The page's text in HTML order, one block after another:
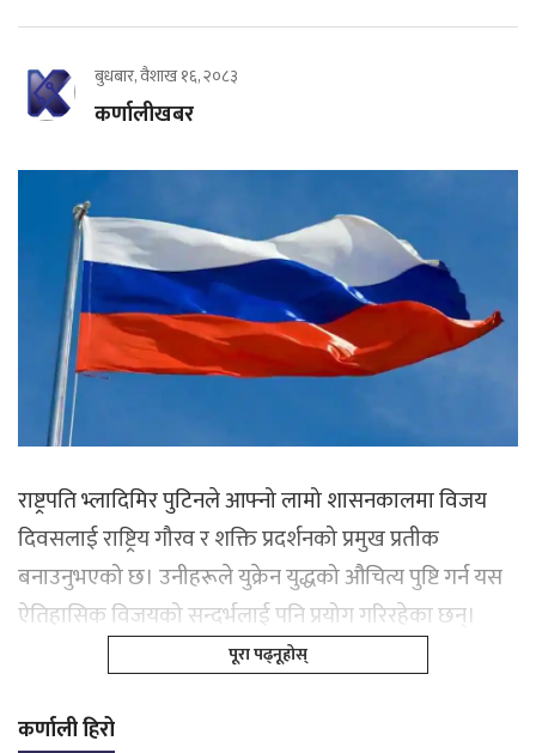
बुधबार, वैशाख १६, २०८३
कर्णालीखबर
राष्ट्रपति भ्लादिमिर पुटिनले आफ्नो लामो शासनकालमा विजय
दिवसलाई राष्ट्रिय गौरव र शक्ति प्रदर्शनको प्रमुख प्रतीक
बनाउनुभएको छ। उनीहरूले युक्रेन युद्धको औचित्य पुष्टि गर्न यस
ऐतिहासिक विजयको सन्दर्भलाई पनि प्रयोग गरिरहेका छन्।
पूरा पढ्नूहोस्
कर्णाली हिरो